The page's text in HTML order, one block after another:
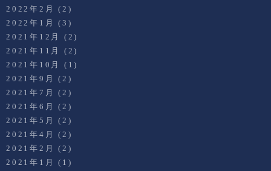
2022年2月
(2)
2022年1月
(3)
2021年12月
(2)
2021年11月
(2)
2021年10月
(1)
2021年9月
(2)
2021年7月
(2)
2021年6月
(2)
2021年5月
(2)
2021年4月
(2)
2021年2月
(2)
2021年1月
(1)